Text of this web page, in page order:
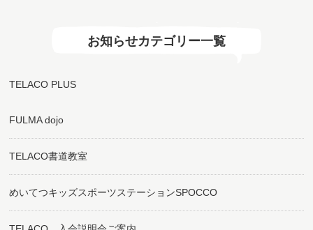
お知らせカテゴリー一覧
TELACO PLUS
FULMA dojo
TELACO書道教室
めいてつキッズスポーツステーションSPOCCO